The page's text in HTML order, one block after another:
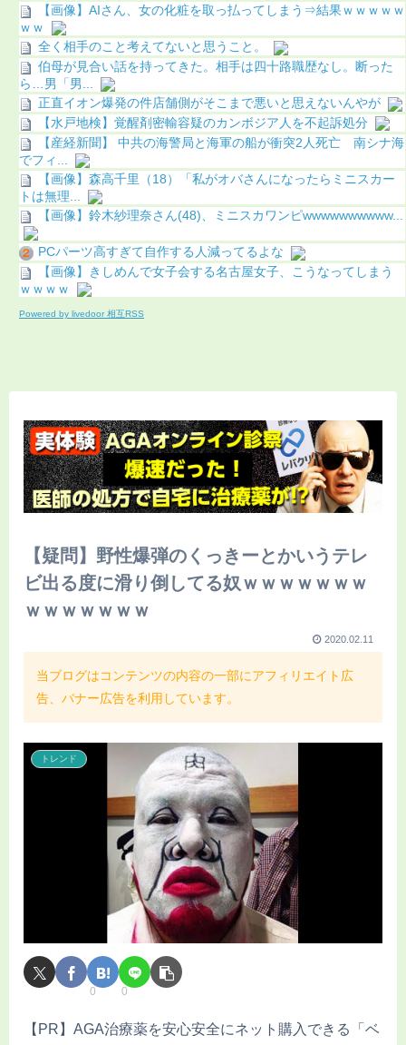
【画像】AIさん、女の化粧を取っ払ってしまう⇒結果ｗｗｗｗｗ
ｗｗ
全く相手のこと考えてないと思うこと。
伯母が見合い話を持ってきた。相手は四十路職歴なし。断った
ら…男「男...
正直イオン爆発の件店舗側がそこまで悪いと思えないんやが
【水戸地検】覚醒剤密輸容疑のカンボジア人を不起訴処分
【産経新聞】 中共の海警局と海軍の船が衝突2人死亡 南シナ海
でフィ...
【画像】森高千里（18）「私がオバさんになったらミニスカー
トは無理...
【画像】鈴木紗理奈さん(48)、ミニスカワンピwwwwwwwwww...
PCパーツ高すぎて自作する人減ってるよな
【画像】きしめんで女子会する名古屋女子、こうなってしまう
ｗｗｗｗ
Powered by livedoor 相互RSS
【疑問】野性爆弾のくっきーとかいうテレ
ビ出る度に滑り倒してる奴ｗｗｗｗｗｗｗ
ｗｗｗｗｗｗｗ
2020.02.11
当ブログはコンテンツの内容の一部にアフィリエイト広
告、バナー広告を利用しています。
トレンド
0 0
【PR】AGA治療薬を安心安全にネット購入できる「ベ